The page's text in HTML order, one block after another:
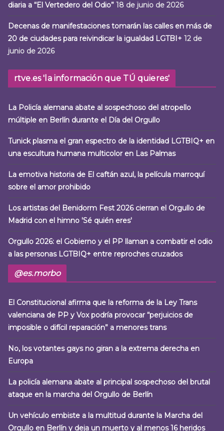
diaria a “El Vertedero del Odio” 18 de junio de 2026
Decenas de manifestaciones tomarán las calles en más de
20 de ciudades para reivindicar la igualdad LGTBI+ 12 de
junio de 2026
rtve.es 'la información que TÚ quieres'
La Policía alemana abate al sospechoso del atropello
múltiple en Berlín durante el Día del Orgullo
Tunick plasma el gran espectro de la identidad LGTBIQ+ en
una escultura humana multicolor en Las Palmas
La emotiva historia de El caftán azul, la película marroquí
sobre el amor prohibido
Los artistas del Benidorm Fest 2026 cierran el Orgullo de
Madrid con el himno 'Sé quién eres'
Orgullo 2026: el Gobierno y el PP llaman a combatir el odio
a las personas LGTBIQ+ entre reproches cruzados
@es.morbo
El Constitucional afirma que la reforma de la Ley Trans
valenciana de PP y Vox podría provocar “perjuicios de
imposible o difícil reparación” a menores trans
No, los votantes gays no giran a la extrema derecha en
Europa
La policía alemana abate al principal sospechoso del brutal
ataque en la marcha del Orgullo de Berlín
Un vehículo embiste a la multitud durante la Marcha del
Orgullo en Berlín y deja un muerto y al menos 16 heridos